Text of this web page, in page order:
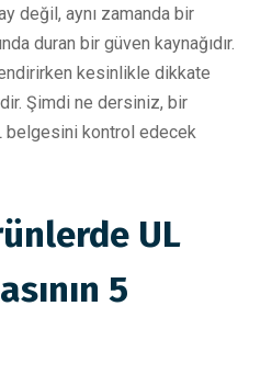
değil, aynı zamanda bir
duran bir güven kaynağıdır.
kesinlikle dikkate
Şimdi ne dersiniz, bir
belgesini kontrol edecek
UL
5